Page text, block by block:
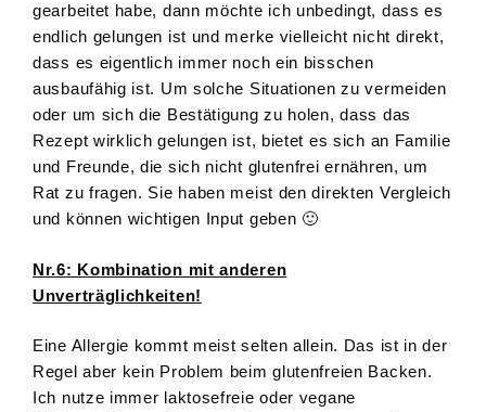
gearbeitet habe, dann möchte ich unbedingt, dass es
endlich gelungen ist und merke vielleicht nicht direkt,
dass es eigentlich immer noch ein bisschen
ausbaufähig ist. Um solche Situationen zu vermeiden
oder um sich die Bestätigung zu holen, dass das
Rezept wirklich gelungen ist, bietet es sich an Familie
und Freunde, die sich nicht glutenfrei ernähren, um
Rat zu fragen. Sie haben meist den direkten Vergleich
und können wichtigen Input geben 🙂
Nr.6: Kombination mit anderen
Unverträglichkeiten!
Eine Allergie kommt meist selten allein. Das ist in der
Regel aber kein Problem beim glutenfreien Backen.
Ich nutze immer laktosefreie oder vegane